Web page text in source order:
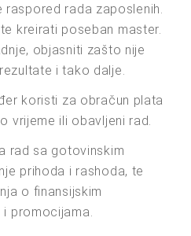
rada zaposlenih.
kreirati poseban master.
objasniti zašto nije
i tako dalje.
koristi za obračun plata
vrijeme ili obavljeni rad.
rad sa gotovinskim
prihoda i rashoda, te
o finansijskim
promocijama.